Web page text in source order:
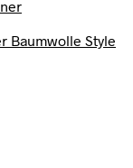
Baumwolle Style